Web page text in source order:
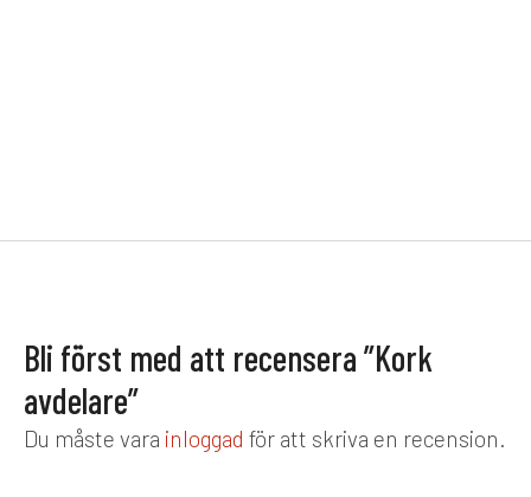
Bli först med att recensera ”Kork
avdelare”
Du måste vara inloggad för att skriva en recension.